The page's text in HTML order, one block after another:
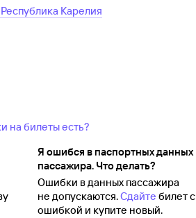
Карелия
на билеты есть?
Я ошибся в паспортных данных
пассажира. Что делать?
Ошибки в данных пассажира
не допускаются.Сдайте билет с
ошибкой и купите новый.